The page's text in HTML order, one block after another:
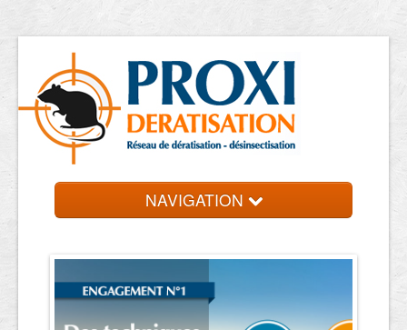
NAVIGATION
Contact et devis